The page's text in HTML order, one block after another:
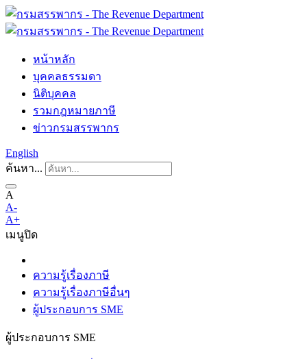
หน้าหลัก
บุคคลธรรมดา
นิติบุคคล
รวมกฎหมายภาษี
ข่าวกรมสรรพากร
English
ค้นหา...
A
A-
A+
เมนูปิด
ความรู้เรื่องภาษี
ความรู้เรื่องภาษีอื่นๆ
ผู้ประกอบการ SME
ผู้ประกอบการ SME